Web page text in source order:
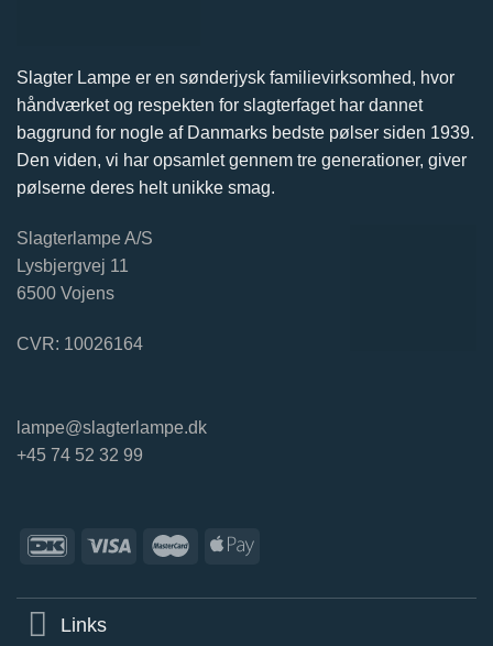
Slagter Lampe er en sønderjysk familievirksomhed, hvor
håndværket og respekten for slagterfaget har dannet
baggrund for nogle af Danmarks bedste pølser siden 1939.
Den viden, vi har opsamlet gennem tre generationer, giver
pølserne deres helt unikke smag.
Slagterlampe A/S
Lysbjergvej 11
6500 Vojens
CVR: 10026164
lampe@slagterlampe.dk
+45 74 52 32 99
Links